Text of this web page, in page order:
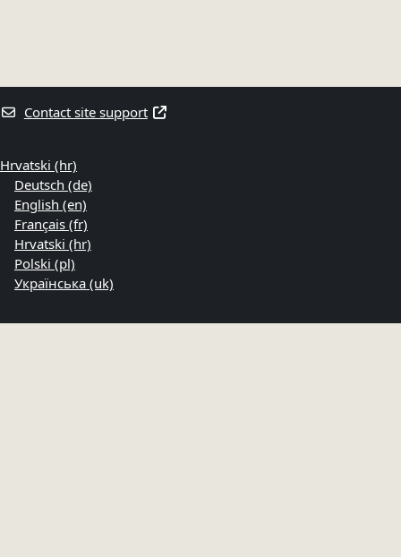
Contact site support
Hrvatski ‎(hr)‎
Deutsch ‎(de)‎
English ‎(en)‎
Français ‎(fr)‎
Hrvatski ‎(hr)‎
Polski ‎(pl)‎
Українська ‎(uk)‎